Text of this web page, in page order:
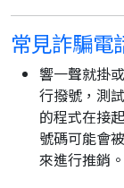
常見詐騙電
響一聲就掛
行撥號，測
的程式在接
號碼可能會
來進行推銷。